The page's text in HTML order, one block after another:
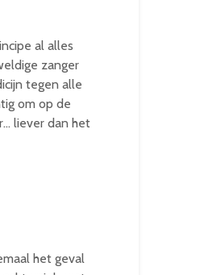
al alles
zanger
tegen alle
om op de
liever dan het
het geval